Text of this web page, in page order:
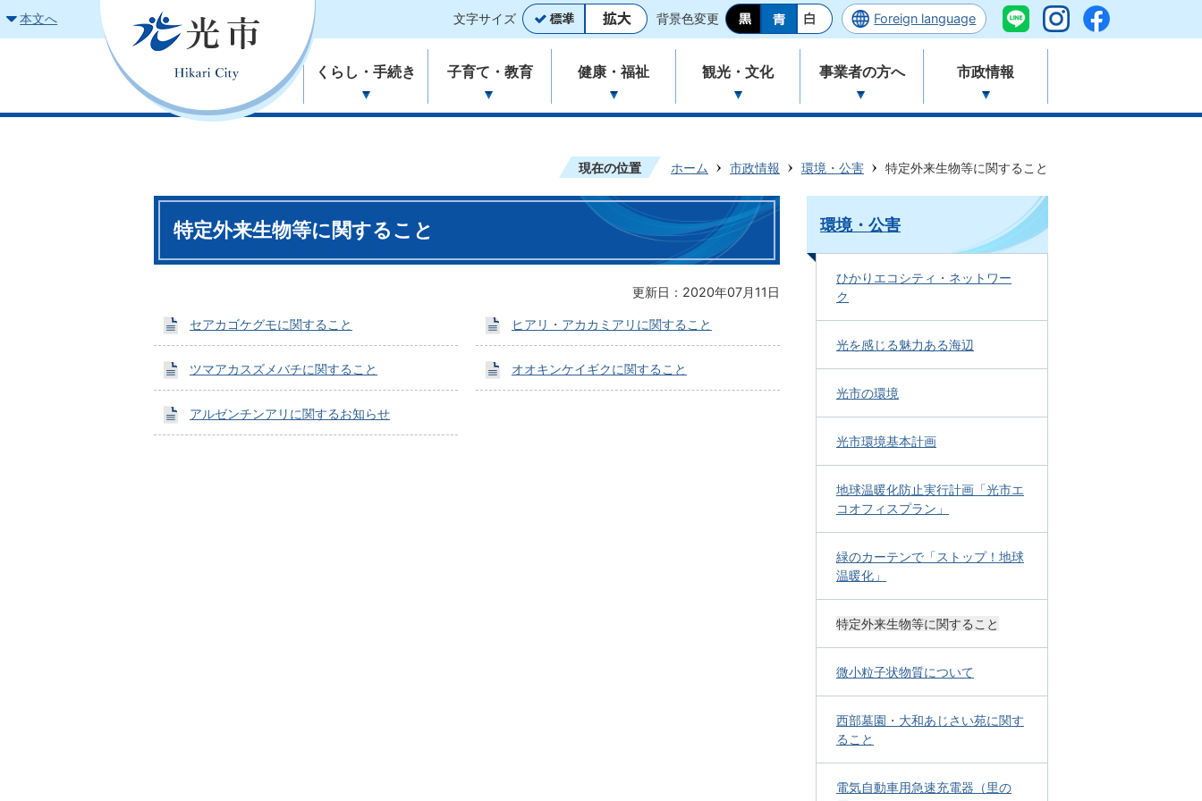
本文へ 文字サイズ 背景色変更 Foreign language
くらし・手続き 子育て・教育 健康・福祉 観光・文化 事業者の方へ 市政情報
現在の位置 ホーム 市政情報 環境・公害 特定外来生物等に関すること
特定外来生物等に関すること
更新日：2020年07月11日
セアカゴケグモに関すること ヒアリ・アカカミアリに関すること
ツマアカスズメバチに関すること オオキンケイギクに関すること
アルゼンチンアリに関するお知らせ
環境・公害
ひかりエコシティ・ネットワー
ク
光を感じる魅力ある海辺
光市の環境
光市環境基本計画
地球温暖化防止実行計画「光市エ
コオフィスプラン」
緑のカーテンで「ストップ！地球
温暖化」
特定外来生物等に関すること
微小粒子状物質について
西部墓園・大和あじさい苑に関す
ること
電気自動車用急速充電器（里の